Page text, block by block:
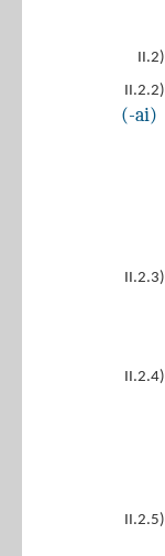
II.2)
II.2.2)
(-ai)
II.2.3)
II.2.4)
II.2.5)